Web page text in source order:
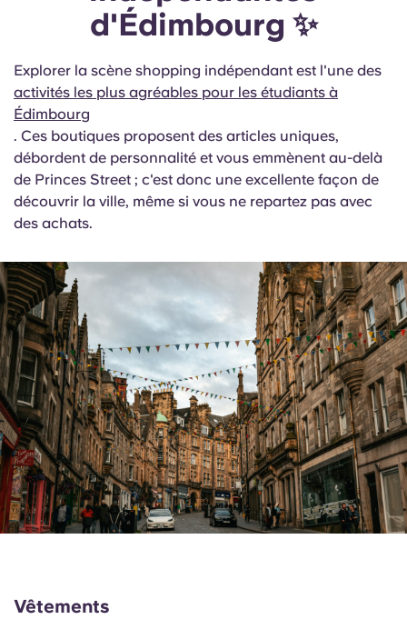
d'Édimbourg ✨
Explorer la scène shopping indépendant est l'une des
activités les plus agréables pour les étudiants à
Édimbourg
. Ces boutiques proposent des articles uniques,
débordent de personnalité et vous emmènent au-delà
de Princes Street ; c'est donc une excellente façon de
découvrir la ville, même si vous ne repartez pas avec
des achats.
Vêtements